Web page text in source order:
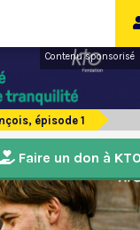
Contenu sponsorisé
épisode 1
Faire un don à